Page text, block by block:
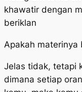
khawatir dengan
beriklan
Apakah materinya
Jelas tidak, tetapi
dimana setiap